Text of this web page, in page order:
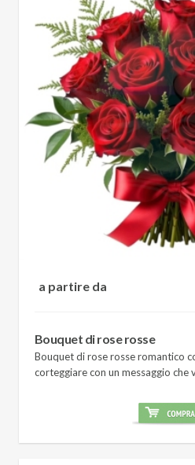
a partire da
Bouquet di rose rosse
Bouquet di rose rosse romantico
corteggiare con un messaggio che